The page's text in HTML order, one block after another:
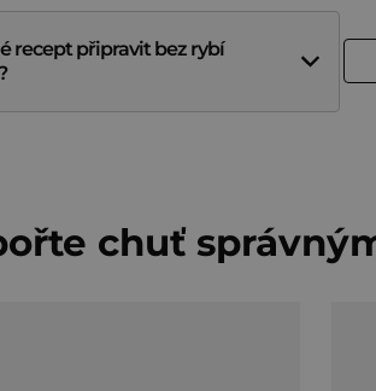
recept připravit bez rybí
chuť